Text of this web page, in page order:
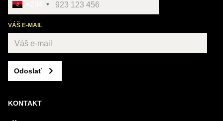
VÁŠ E-MAIL
Odoslať
KONTAKT